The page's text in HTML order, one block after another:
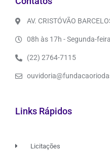
AV. CRISTÓVÃO
08h às 17h - Segunda-
(22) 2764-7115
Links Rápidos
Licitações